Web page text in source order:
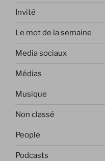
Invité
Le mot de la semaine
Media sociaux
Médias
Musique
Non classé
People
Podcasts